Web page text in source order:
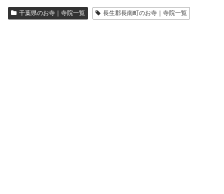
千葉県のお寺｜寺院一覧 長生郡長南町のお寺｜寺院一覧